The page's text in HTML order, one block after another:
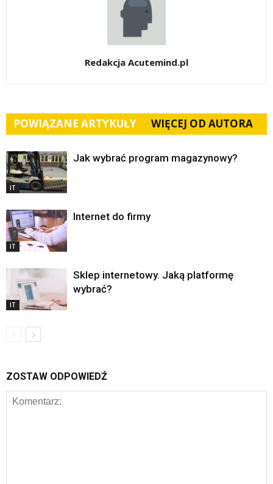
Redakcja Acutemind.pl
POWIĄZANE ARTYKUŁY WIĘCEJ OD AUTORA
IT
Jak wybrać program magazynowy?
IT
Internet do firmy
IT
Sklep internetowy. Jaką platformę
wybrać?
ZOSTAW ODPOWIEDŹ